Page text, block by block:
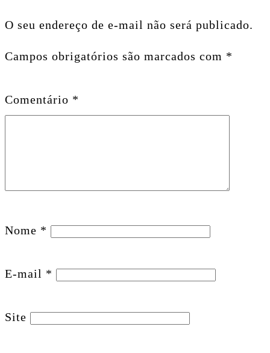
O seu endereço de e-mail não será publicado.
Campos obrigatórios são marcados com *
Comentário *
Nome *
E-mail *
Site